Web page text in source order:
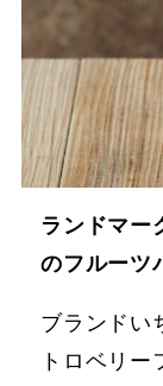
ランドマー
のフルーツ
ブランドい
トロベリ